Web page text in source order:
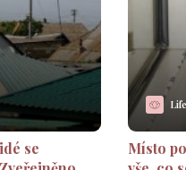
se
Místo